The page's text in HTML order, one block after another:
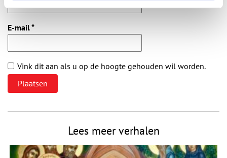
E-mail*
Vink dit aan als u op de hoogte gehouden wil worden.
Lees meer verhalen